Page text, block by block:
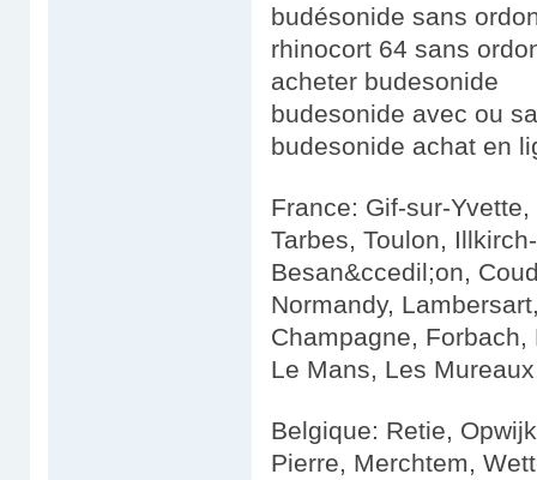
budésonide sans
rhinocort 64 sans
acheter budesonide
budesonide avec ou
budesonide achat en
France: Gif-sur-
Tarbes, Toulon,
Besan&ccedil;on,
Normandy,
Champagne,
Le Mans, Les
Belgique: Retie,
Pierre, Merchtem,